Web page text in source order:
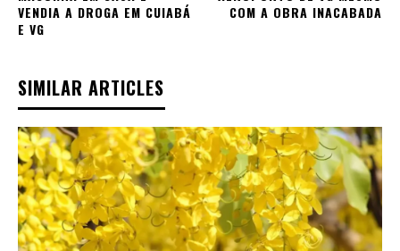
VENDIA A DROGA EM CUIABÁ
E VG
COM A OBRA INACABADA
SIMILAR ARTICLES